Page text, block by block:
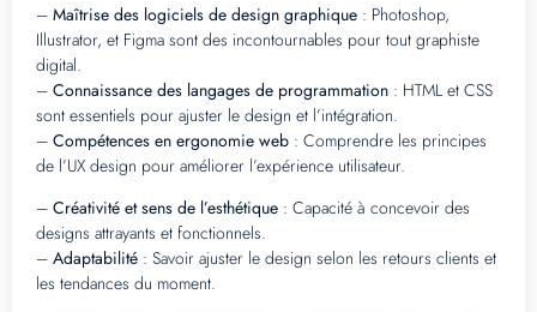
– Maîtrise des logiciels de design graphique : Photoshop,
Illustrator, et Figma sont des incontournables pour tout graphiste
digital.
– Connaissance des langages de programmation : HTML et CSS
sont essentiels pour ajuster le design et l’intégration.
– Compétences en ergonomie web : Comprendre les principes
de l’UX design pour améliorer l’expérience utilisateur.
– Créativité et sens de l’esthétique : Capacité à concevoir des
designs attrayants et fonctionnels.
– Adaptabilité : Savoir ajuster le design selon les retours clients et
les tendances du moment.